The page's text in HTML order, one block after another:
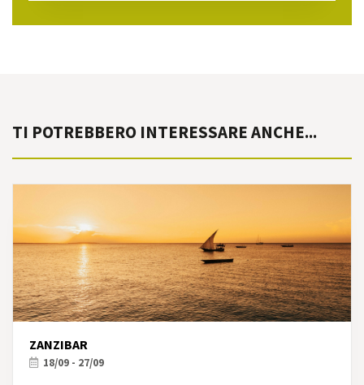
TI POTREBBERO INTERESSARE ANCHE...
ZANZIBAR
18/09 - 27/09